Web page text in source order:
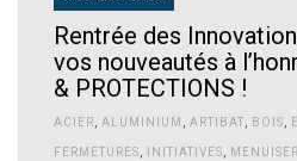
Rentrée des
vos nouveautés à
& PROTECTIONS !
ACIER ALUMINIUM ARTIBAT BOIS
FERMETURES INITIATIVES